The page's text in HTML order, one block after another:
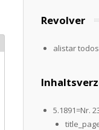
Revolver
alistar
5.1891=Nr.